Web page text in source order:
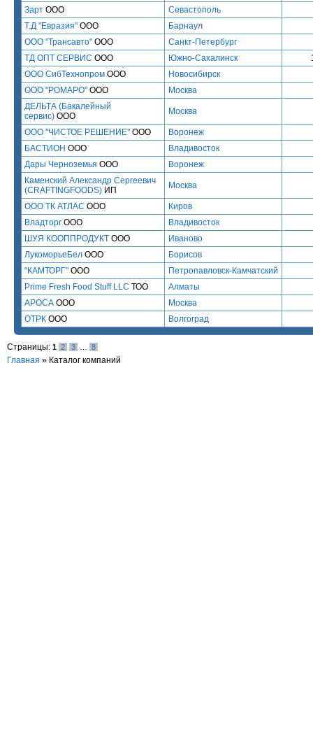
Зарт ООО
Севастополь
Т.Д "Евразия" ООО
Барнаул
ООО "Трансавто" ООО
Санкт-Петербург
ТД ОПТ СЕРВИС ООО Южно-Сахалинск
ООО СибТехнопром ООО
Новосибирск
ООО "РОМАРО" ООО
Москва
ДЕЛЬТА (Бакалейный
сервис) ООО Москва
ООО "ЧИСТОЕ РЕШЕНИЕ" ООО
Воронеж
БАСТИОН ООО
Владивосток
Дары Черноземья ООО
Воронеж
Каменский Александр Сергеевич
(CRAFTINGFOODS) ИП Москва
ООО ТК АТЛАС ООО
Киров
Владторг ООО
Владивосток
ШУЯ КООППРОДУКТ ООО
Иваново
ЛукоморьеБел ООО
Борисов
"КАМТОРГ" ООО
Петропавловск-Камчатский
Prime Fresh Food Stuff LLC ТОО
Алматы
АРОСА ООО
Москва
ОТРК ООО Волгоград
Страницы: 1 2 3 8
Главная » Каталог компаний